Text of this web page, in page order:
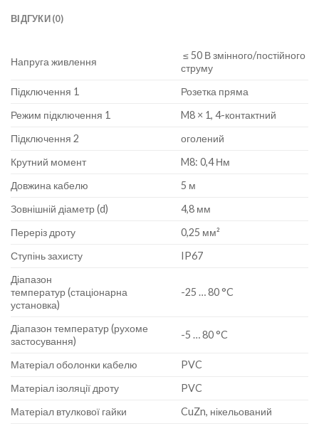
ВІДГУКИ (0)
Напруга живлення
≤ 50 В змінного/постійного
струму
Підключення 1
Розетка пряма
Режим підключення 1
M8 × 1, 4-контактний
Підключення 2
оголений
Крутний момент
M8: 0,4 Нм
Довжина кабелю
5 м
Зовнішній діаметр (d)
4,8 мм
Переріз дроту
0,25 мм²
Ступінь захисту
IP67
Діапазон
температур (стаціонарна
установка)
-25 … 80 °C
Діапазон температур (рухоме
застосування)
-5 … 80 °C
Матеріал оболонки кабелю
PVC
Матеріал ізоляції дроту
PVC
Матеріал втулкової гайки
CuZn, нікельований